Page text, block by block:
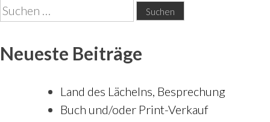
Suchen
nach:
Neueste Beiträge
Land des Lächelns, Besprechung
Buch und/oder Print-Verkauf